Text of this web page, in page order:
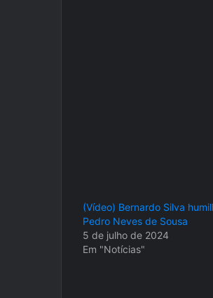
(Vídeo) Bernardo Silva
Pedro Neves de Sousa
5 de julho de 2024
Em "Notícias"